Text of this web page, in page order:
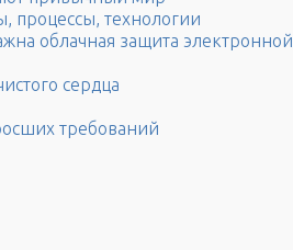
процессы, технологии
облачная защита электронной
сердца
требований